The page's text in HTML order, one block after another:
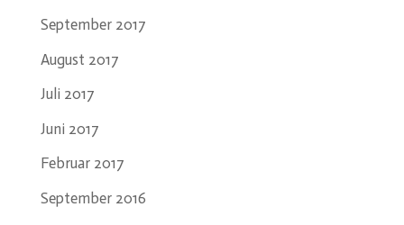
September 2017
August 2017
Juli 2017
Juni 2017
Februar 2017
September 2016